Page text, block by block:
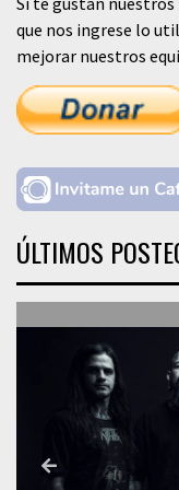
que nos ingrese lo
mejorar nuestros
ÚLTIMOS